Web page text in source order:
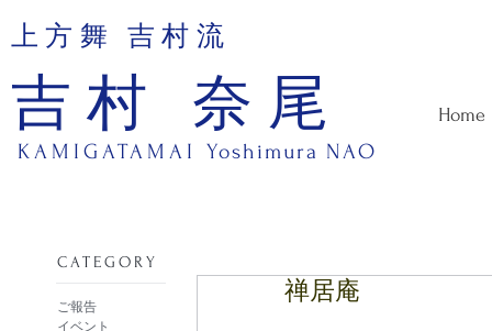
上方舞 吉村流
吉村 奈尾 Home
KAMIGATAMAI Yoshimura NAO
​CATEGORY
ご報告
イベント
禅居庵